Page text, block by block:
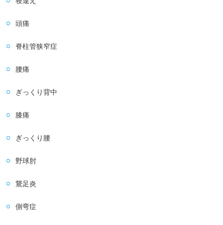
頭痛
脊柱管狭窄症
腰痛
ぎっくり背中
膝痛
ぎっくり腰
野球肘
鵞足炎
側弯症